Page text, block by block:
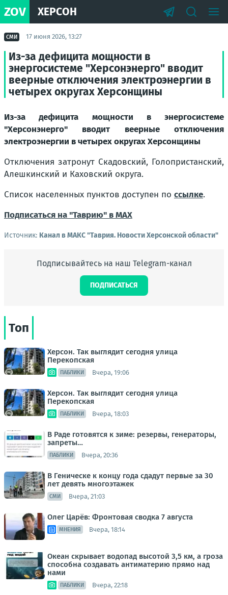
ZOV ХЕРСОН
СМИ 17 июня 2026, 13:27
Из-за дефицита мощности в
энергосистеме "Херсонэнерго" вводит
веерные отключения электроэнергии в
четырех округах Херсонщины
Из-за дефицита мощности в энергосистеме
"Херсонэнерго" вводит веерные отключения
электроэнергии в четырех округах Херсонщины
Отключения затронут Скадовский, Голопристанский,
Алешкинский и Каховский округа.
Список населенных пунктов доступен по ссылке.
Подписаться на "Таврию" в MAX
Источник: Канал в МАКС "Таврия. Новости Херсонской области"
Подписывайтесь на наш Telegram-канал
ПОДПИСАТЬСЯ
Топ
Херсон. Так выглядит сегодня улица
Перекопская
ПАБЛИКИ Вчера, 19:06
Херсон. Так выглядит сегодня улица
Перекопская
ПАБЛИКИ Вчера, 18:03
В Раде готовятся к зиме: резервы, генераторы,
запреты…
ПАБЛИКИ Вчера, 20:36
В Геническе к концу года сдадут первые за 30
лет девять многоэтажек
СМИ Вчера, 21:03
Олег Царёв: Фронтовая сводка 7 августа
МНЕНИЯ Вчера, 18:14
Океан скрывает водопад высотой 3,5 км, а гроза
способна создавать антиматерию прямо над
нами
ПАБЛИКИ Вчера, 22:18